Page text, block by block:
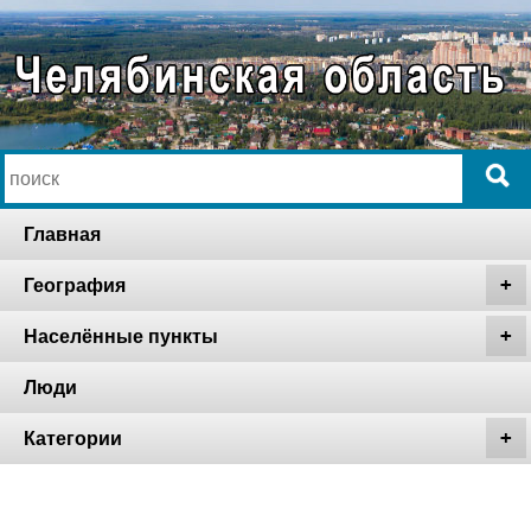
Главная
География
Населённые пункты
Люди
Категории